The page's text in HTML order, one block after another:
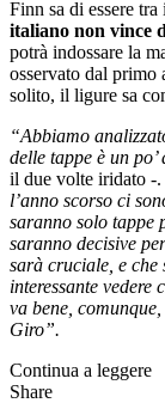
Finn sa di essere
italiano non vince
potrà indossare la
osservato dal primo
solito, il ligure sa
“Abbiamo
delle tappe è un po’
il due volte iridato -.
l’anno scorso ci
saranno solo tappe
saranno decisive
sarà cruciale, e che
interessante
va bene,
Giro”.
Continua a leggere
Share